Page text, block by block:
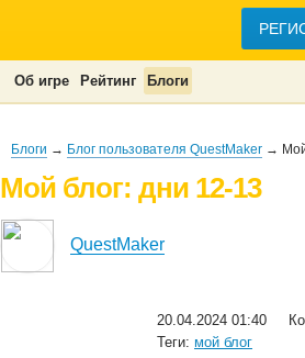
Об игре Рейтинг Блоги
Блоги → Блог пользователя QuestMaker → Мой
Мой блог: дни 12-13
QuestMaker
20.04.2024 01:40
Теги: мой блог